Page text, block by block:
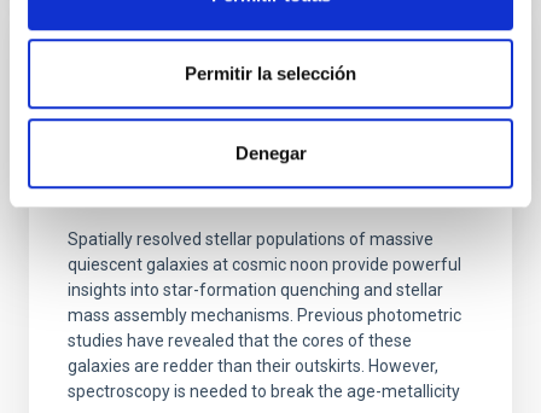
Permitir la selección
Denegar
Clues to inside-out quenching in quiescent
Mg-abundance gradients from JWST-
SUSPENSE
Spatially resolved stellar populations of massive
quiescent galaxies at cosmic noon provide powerful
insights into star-formation quenching and stellar
mass assembly mechanisms. Previous photometric
studies have revealed that the cores of these
galaxies are redder than their outskirts. However,
spectroscopy is needed to break the age-metallicity